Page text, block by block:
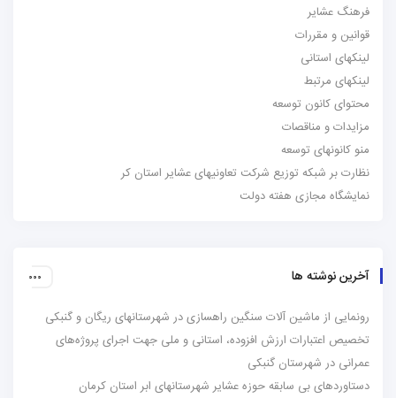
فرهنگ عشایر
قوانین و مقررات
لینکهای استانی
لینکهای مرتبط
محتوای کانون توسعه
مزایدات و مناقصات
منو کانونهای توسعه
نظارت بر شبکه توزیع شرکت تعاونیهای عشایر استان کر
نمایشگاه مجازی هفته دولت
آخرین نوشته ها
رونمایی از ماشین آلات سنگین راهسازی در شهرستانهای ریگان و گنبکی
تخصیص اعتبارات ارزش افزوده، استانی و ملی جهت اجرای پروژه‌های
عمرانی در شهرستان گنبکی
دستاوردهای بی سابقه حوزه عشایر شهرستانهای ابر استان کرمان